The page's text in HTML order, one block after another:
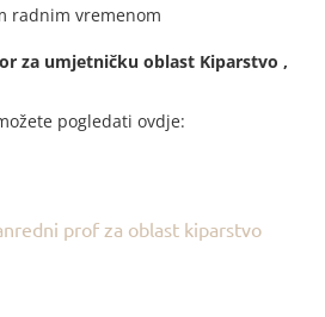
radnim vremenom
za umjetničku oblast Kiparstvo ,
pogledati ovdje:
prof za oblast kiparstvo